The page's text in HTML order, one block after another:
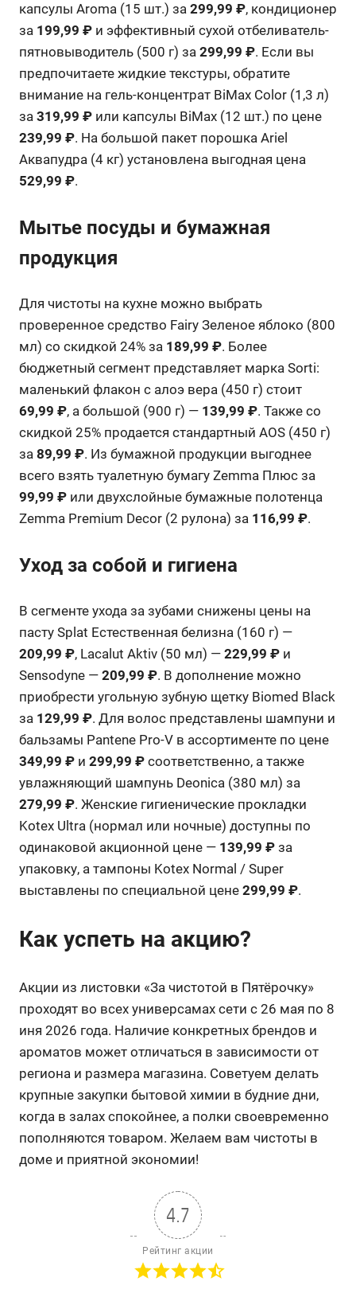
капсулы Aroma (15 шт.) за 299,99 ₽, кондиционер
за 199,99 ₽ и эффективный сухой отбеливатель-
пятновыводитель (500 г) за 299,99 ₽. Если вы
предпочитаете жидкие текстуры, обратите
внимание на гель-концентрат BiMax Color (1,3 л)
за 319,99 ₽ или капсулы BiMax (12 шт.) по цене
239,99 ₽. На большой пакет порошка Ariel
Аквапудра (4 кг) установлена выгодная цена
529,99 ₽.
Мытье посуды и бумажная
продукция
Для чистоты на кухне можно выбрать
проверенное средство Fairy Зеленое яблоко (800
мл) со скидкой 24% за 189,99 ₽. Более
бюджетный сегмент представляет марка Sorti:
маленький флакон с алоэ вера (450 г) стоит
69,99 ₽, а большой (900 г) — 139,99 ₽. Также со
скидкой 25% продается стандартный AOS (450 г)
за 89,99 ₽. Из бумажной продукции выгоднее
всего взять туалетную бумагу Zemma Плюс за
99,99 ₽ или двухслойные бумажные полотенца
Zemma Premium Decor (2 рулона) за 116,99 ₽.
Уход за собой и гигиена
В сегменте ухода за зубами снижены цены на
пасту Splat Естественная белизна (160 г) —
209,99 ₽, Lacalut Aktiv (50 мл) — 229,99 ₽ и
Sensodyne — 209,99 ₽. В дополнение можно
приобрести угольную зубную щетку Biomed Black
за 129,99 ₽. Для волос представлены шампуни и
бальзамы Pantene Pro-V в ассортименте по цене
349,99 ₽ и 299,99 ₽ соответственно, а также
увлажняющий шампунь Deonica (380 мл) за
279,99 ₽. Женские гигиенические прокладки
Kotex Ultra (нормал или ночные) доступны по
одинаковой акционной цене — 139,99 ₽ за
упаковку, а тампоны Kotex Normal / Super
выставлены по специальной цене 299,99 ₽.
Как успеть на акцию?
Акции из листовки «За чистотой в Пятёрочку»
проходят во всех универсамах сети с 26 мая по 8
иня 2026 года. Наличие конкретных брендов и
ароматов может отличаться в зависимости от
региона и размера магазина. Советуем делать
крупные закупки бытовой химии в будние дни,
когда в залах спокойнее, а полки своевременно
пополняются товаром. Желаем вам чистоты в
доме и приятной экономии!
4.7
Рейтинг акции